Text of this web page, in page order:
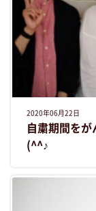
2020年06月22日
自粛期間を
(^^♪